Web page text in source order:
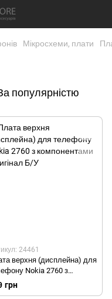
Мікросхеми, плати
популярністю
24461
верхня (дисплейна) для
Nokia 2760 з
Оригінал Б/У
грн